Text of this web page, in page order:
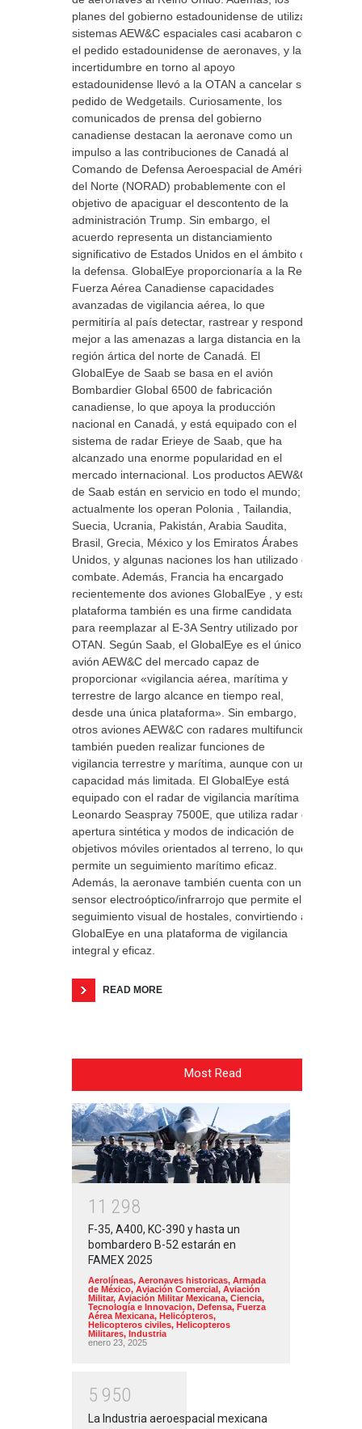
planes del gobierno estadounidense de utilizar
sistemas AEW&C espaciales casi acabaron con
el pedido estadounidense de aeronaves, y la
incertidumbre en torno al apoyo
estadounidense llevó a la OTAN a cancelar su
pedido de Wedgetails. Curiosamente, los
comunicados de prensa del gobierno
canadiense destacan la aeronave como un
impulso a las contribuciones de Canadá al
Comando de Defensa Aeroespacial de América
del Norte (NORAD) probablemente con el
objetivo de apaciguar el descontento de la
administración Trump. Sin embargo, el
acuerdo representa un distanciamiento
significativo de Estados Unidos en el ámbito de
la defensa. GlobalEye proporcionaría a la Real
Fuerza Aérea Canadiense capacidades
avanzadas de vigilancia aérea, lo que
permitiría al país detectar, rastrear y responder
mejor a las amenazas a larga distancia en la
región ártica del norte de Canadá. El
GlobalEye de Saab se basa en el avión
Bombardier Global 6500 de fabricación
canadiense, lo que apoya la producción
nacional en Canadá, y está equipado con el
sistema de radar Erieye de Saab, que ha
alcanzado una enorme popularidad en el
mercado internacional. Los productos AEW&C
de Saab están en servicio en todo el mundo;
actualmente los operan Polonia , Tailandia,
Suecia, Ucrania, Pakistán, Arabia Saudita,
Brasil, Grecia, México y los Emiratos Árabes
Unidos, y algunas naciones los han utilizado en
combate. Además, Francia ha encargado
recientemente dos aviones GlobalEye , y esta
plataforma también es una firme candidata
para reemplazar al E-3A Sentry utilizado por la
OTAN. Según Saab, el GlobalEye es el único
avión AEW&C del mercado capaz de
proporcionar «vigilancia aérea, marítima y
terrestre de largo alcance en tiempo real,
desde una única plataforma». Sin embargo,
otros aviones AEW&C con radares multifunción
también pueden realizar funciones de
vigilancia terrestre y marítima, aunque con una
capacidad más limitada. El GlobalEye está
equipado con el radar de vigilancia marítima
Leonardo Seaspray 7500E, que utiliza radar de
apertura sintética y modos de indicación de
objetivos móviles orientados al terreno, lo que
permite un seguimiento marítimo eficaz.
Además, la aeronave también cuenta con un
sensor electroóptico/infrarrojo que permite el
seguimiento visual de hostales, convirtiendo al
GlobalEye en una plataforma de vigilancia
integral y eficaz.
READ MORE
Most Read
1 1 298
F-35, A400, KC-390 y hasta un
bombardero B-52 estarán en
FAMEX 2025
Aerolíneas, Aeronaves historicas, Armada
de México, Aviación Comercial, Aviación
Militar, Aviación Militar Mexicana, Ciencia,
Tecnología e Innovacion, Defensa, Fuerza
Aérea Mexicana, Helicópteros,
Helicopteros civiles, Helicopteros
Militares, Industria
enero 23, 2025
5 950
La Industria aeroespacial mexicana